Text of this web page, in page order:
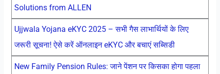
Solutions from ALLEN
Ujjwala Yojana eKYC 2025 – सभी गैस लाभार्थियों के लिए
जरूरी सूचना! ऐसे करें ऑनलाइन eKYC और बचाएं सब्सिडी
New Family Pension Rules: जाने पेंशन पर किसका होगा पहला